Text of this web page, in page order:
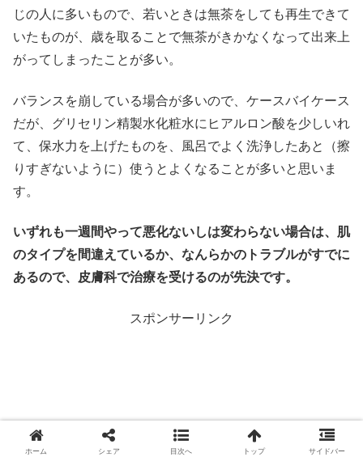
じの人に多いもので、若いときは無茶をしても再生できて
いたものが、歳を取ることで無茶がきかなくなって出来上
がってしまったことが多い。
バランスを崩している場合が多いので、ケースバイケース
だが、グリセリン精製水化粧水にヒアルロン酸を少しいれ
て、保水力を上げたものを、風呂でよく洗浄したあと（擦
りすぎないように）使うとよくなることが多いと思いま
す。
いずれも一週間やって悪化ないしは変わらない場合は、肌
のタイプを間違えているか、なんらかのトラブルがすでに
あるので、皮膚科で治療を受けるのが先決です。
スポンサーリンク
ホーム シェア 目次へ トップ サイドバー